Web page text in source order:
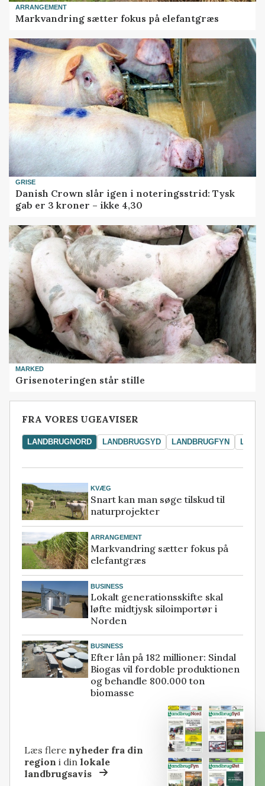
ARRANGEMENT
Markvandring sætter fokus på elefantgræs
GRISE
Danish Crown slår igen i noteringsstrid: Tysk
gab er 3 kroner – ikke 4,30
MARKED
Grisenoteringen står stille
FRA VORES UGEAVISER
LANDBRUGNORD LANDBRUGSYD LANDBRUGFYN
KVÆG
Snart kan man søge tilskud til
naturprojekter
ARRANGEMENT
Markvandring sætter fokus på
elefantgræs
BUSINESS
Lokalt generationsskifte skal
løfte midtjysk siloimportør i
Norden
BUSINESS
Efter lån på 182 millioner: Sindal
Biogas vil fordoble produktionen
og behandle 800.000 ton
biomasse
Læs flere nyheder fra din
region i dinlokale
landbrugsavis